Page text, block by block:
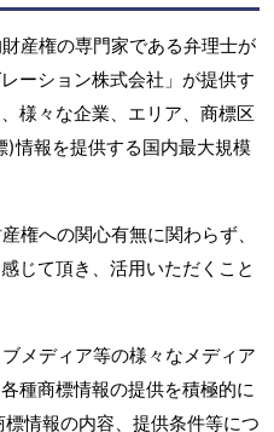
産権の専門家である弁理士が
ーション株式会社」が提供す
様々な企業、エリア、商標区
情報を提供する国内最大規模
権への関心有無に関わらず、
じて頂き、活用いただくこと
メディア等の様々なメディア
種商標情報の提供を積極的に
情報の内容、提供条件等につ